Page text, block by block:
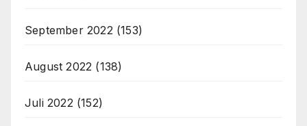
September 2022 (153)
August 2022 (138)
Juli 2022 (152)